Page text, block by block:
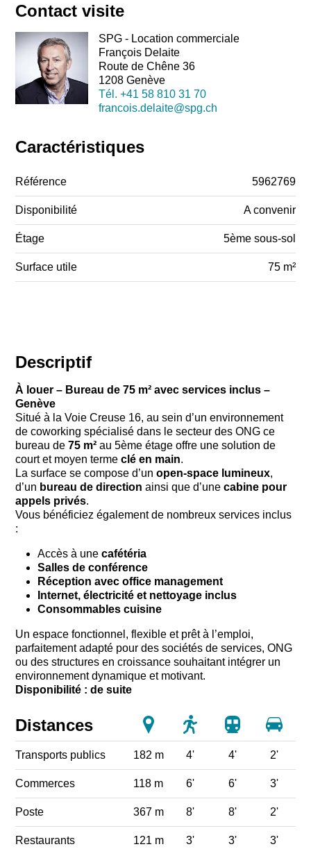
Descriptif
À louer – Bureau de 75 m² avec services inclus –
Genève
Situé à la Voie Creuse 16, au sein d’un environnement
de coworking spécialisé dans le secteur des ONG ce
bureau de75 m² au 5ème étage offre une solution de
court et moyen termeclé en main.
La surface se compose d’unopen-space lumineux,
d’un bureau de direction ainsi que d’unecabine pour
appels privés.
Vous bénéficiez également de nombreux services inclus
:
Accès à unecafétéria
Salles de conférence
Réception avec office management
Internet, électricité et nettoyage inclus
Consommables cuisine
Un espace fonctionnel, flexible et prêt à l’emploi,
parfaitement adapté pour des sociétés de services, ONG
ou des structures en croissance souhaitant intégrer un
environnement dynamique et motivant.
Disponibilité : de suite
Distances
Transports publics 182 m 4' 4' 2'
Commerces 118 m 6' 6' 3'
Poste 367 m 8' 8' 2'
Restaurants 121 m 3' 3' 3'
Contact visite
SPG - Location commerciale
François Delaite
Route de Chêne 36
1208 Genève
Tél. +41 58 810 31 70
francois.delaite@spg.ch
Caractéristiques
Référence 5962769
Disponibilité A convenir
Étage 5ème sous-sol
Surface utile 75 m²